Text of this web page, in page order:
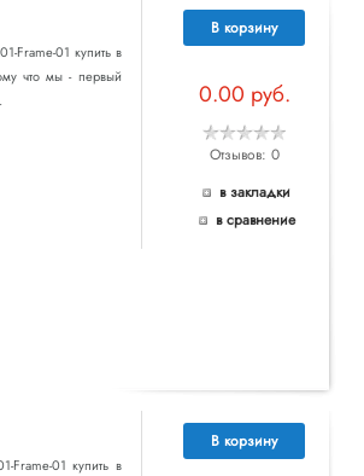
В корзину
0.00 руб.
Отзывов: 0
в закладки
в сравнение
Frame-01 купить в
что мы - первый
В корзину
Frame-01 купить в